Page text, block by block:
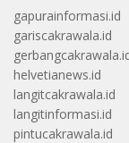
gapurainformasi.id
gariscakrawala.id
helvetianews.id
langitcakrawala.id
langitinformasi.id
pintucakrawala.id